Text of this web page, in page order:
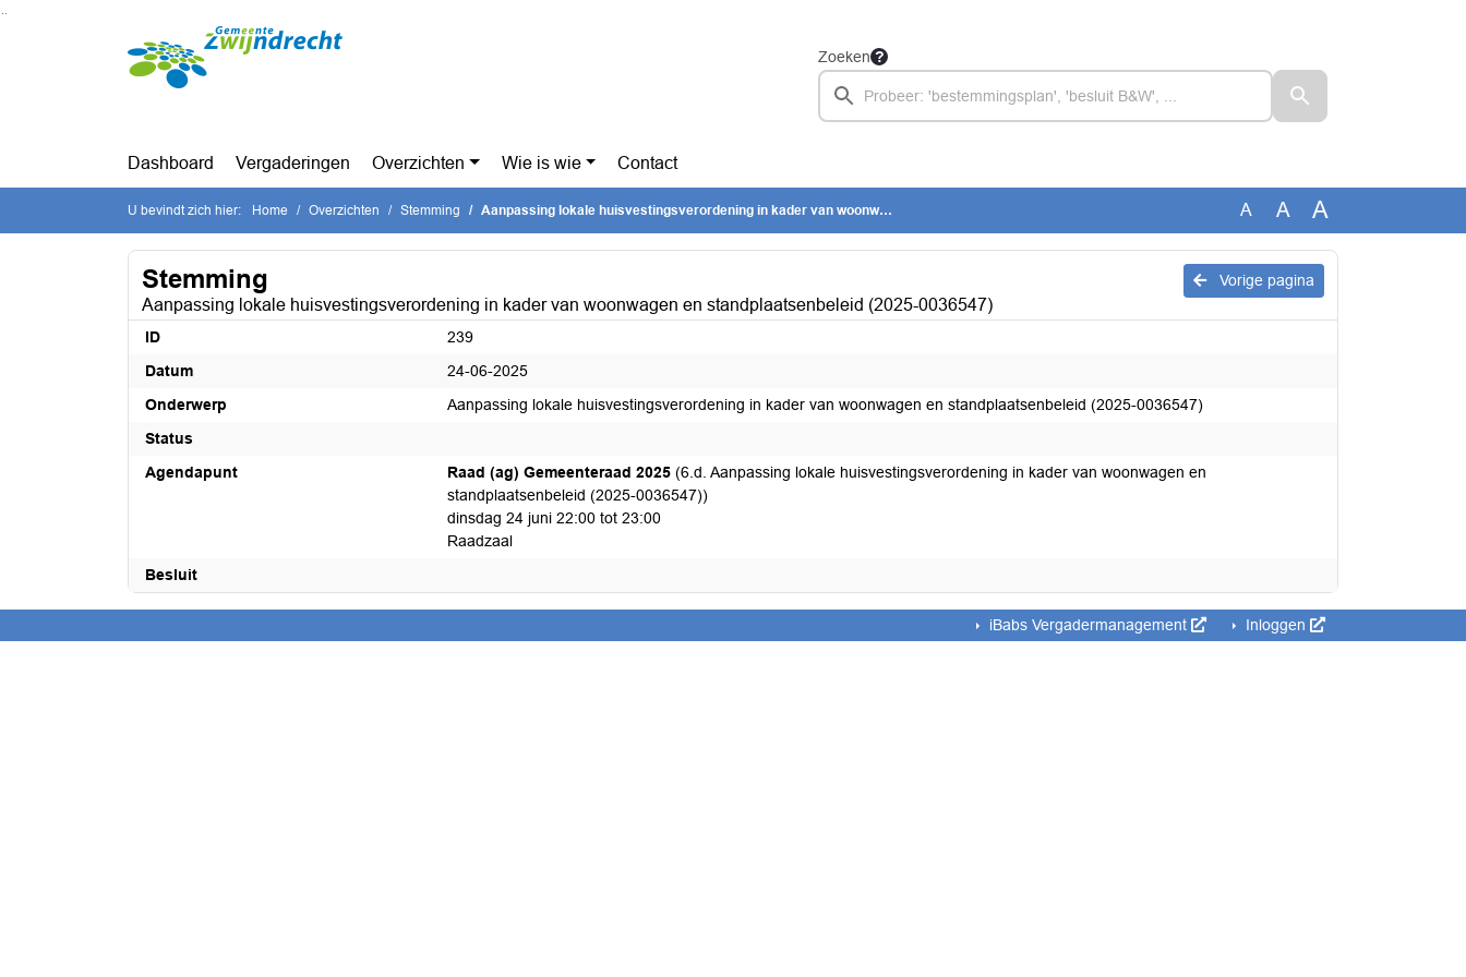
Ga naar de inhoud van deze pagina
Zoeken
Dashboard Vergaderingen Overzichten Wie is wie Contact
U bevindt zich hier: Home Overzichten Stemming Aanpassing lokale huisvestingsverordening in kader van woonwagen en standplaatsenbeleid (2025-0036547) A A A
Vorige pagina
Stemming
Aanpassing lokale huisvestingsverordening in kader van woonwagen en standplaatsenbeleid (2025-0036547)
ID
239
Datum
24-06-2025
Onderwerp
Aanpassing lokale huisvestingsverordening in kader van woonwagen en standplaatsenbeleid (2025-0036547)
Status
Agendapunt
Raad (ag) Gemeenteraad 2025 (6.d. Aanpassing lokale huisvestingsverordening in kader van woonwagen en
standplaatsenbeleid (2025-0036547))
dinsdag 24 juni 22:00 tot 23:00
Raadzaal
Besluit
iBabs Vergadermanagement Inloggen